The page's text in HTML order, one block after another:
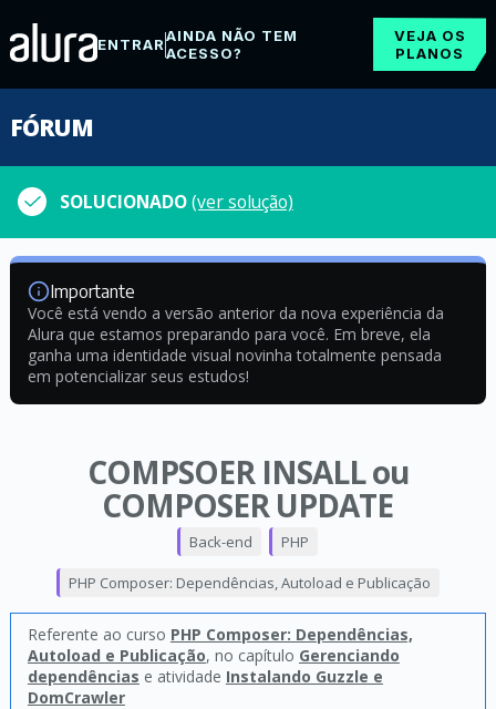
ENTRARAINDA NÃO TEM
ACESSO?
VEJA OS
PLANOS
FÓRUM
SOLUCIONADO(ver solução)
Importante
Você está vendo a versão anterior da nova experiência da
Alura que estamos preparando para você. Em breve, ela
ganha uma identidade visual novinha totalmente pensada
em potencializar seus estudos!
COMPSOER INSALL ou
COMPOSER UPDATE
Back-end PHP
PHP Composer: Dependências, Autoload e Publicação
Referente ao curso PHP Composer: Dependências,
Autoload e Publicação, no capítulo Gerenciando
dependências e atividade Instalando Guzzle e
DomCrawler